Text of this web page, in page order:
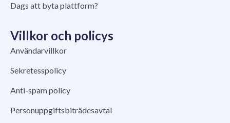
Dags att byta plattform?
Villkor och policys
Användarvillkor
Sekretesspolicy
Anti-spam policy
Personuppgiftsbiträdesavtal